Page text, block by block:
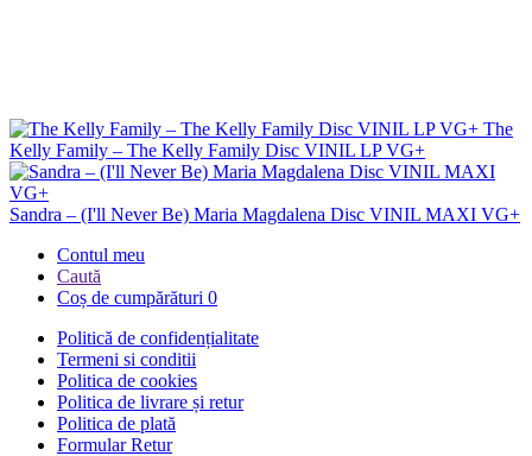
The
Kelly Family – The Kelly Family Disc VINIL LP VG+
Sandra – (I'll Never Be) Maria Magdalena Disc VINIL MAXI VG+
Contul meu
Caută
Coș de cumpărături 0
Politică de confidențialitate
Termeni si conditii
Politica de cookies
Politica de livrare și retur
Politica de plată
Formular Retur